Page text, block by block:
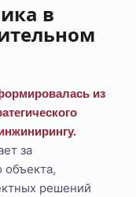
в
из
за
объекта,
решений